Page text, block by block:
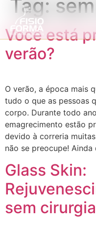
Tag:
Você está
verão?
O verão, a época mais
tudo o que as pessoas
corpo. Durante todo
emagrecimento estão
devido à correria
não se preocupe!
Glass Skin:
sem cirurgia